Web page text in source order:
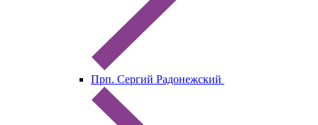
Прп. Сергий Радонежский